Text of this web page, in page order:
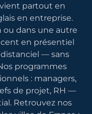
partout en
en entreprise.
ou dans une autre
en présentiel
— sans
programmes
: managers,
de projet, RH —
Retrouvez nos